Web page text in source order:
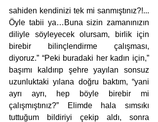
sahiden kendinizi tek mi sanmıştınız?!...
Öyle tabii ya…Buna sizin zamanınızın
diliyle söyleyecek olursam, birlik için
birebir bilinçlendirme çalışması,
diyoruz.” “Peki buradaki her kadın için,”
başımı kaldırıp şehre yayılan sonsuz
uzunluktaki yılana doğru baktım, “yani
ayrı ayrı, hep böyle birebir mi
çalışmıştınız?” Elimde hala sımsıkı
tuttuğum bildiriyi çekip aldı, sonra